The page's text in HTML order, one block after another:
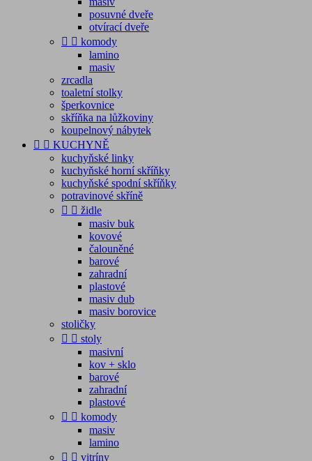
posuvné dveře
otvírací dveře
  komody
lamino
masiv
zrcadla
toaletní stolky
šperkovnice
skříňka na lůžkoviny
koupelnový nábytek
  KUCHYNĚ
kuchyňské linky
kuchyňské horní skříňky
kuchyňské spodní skříňky
potravinové skříně
  židle
masiv buk
kovové
čalouněné
barové
zahradní
plastové
masiv dub
masiv borovice
stoličky
  stoly
masivní
kov + sklo
barové
zahradní
plastové
  komody
masiv
lamino
  vitríny